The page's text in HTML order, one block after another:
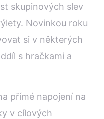
skupinových slev
Novinkou roku
si v některých
s hračkami a
přímé napojení na
v cílových